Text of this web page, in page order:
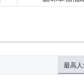
最高